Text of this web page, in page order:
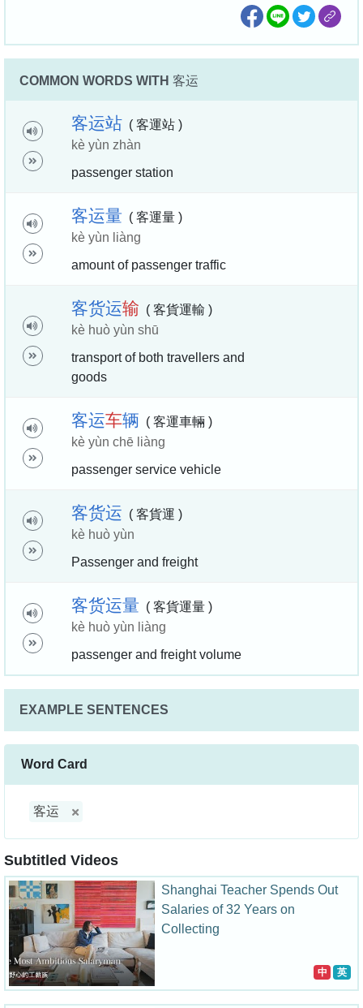
COMMON WORDS WITH 客运
客运站 ( 客運站 )
kè yùn zhàn
passenger station
客运量 ( 客運量 )
kè yùn liàng
amount of passenger traffic
客货运输 ( 客貨運輸 )
kè huò yùn shū
transport of both travellers and
goods
客运车辆 ( 客運車輛 )
kè yùn chē liàng
passenger service vehicle
客货运 ( 客貨運 )
kè huò yùn
Passenger and freight
客货运量 ( 客貨運量 )
kè huò yùn liàng
passenger and freight volume
EXAMPLE SENTENCES
Word Card
客运
Subtitled Videos
Shanghai Teacher Spends Out
Salaries of 32 Years on
Collecting
中 英